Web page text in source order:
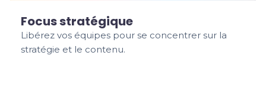
Focus stratégique
Libérez vos équipes pour se concentrer sur la
stratégie et le contenu.